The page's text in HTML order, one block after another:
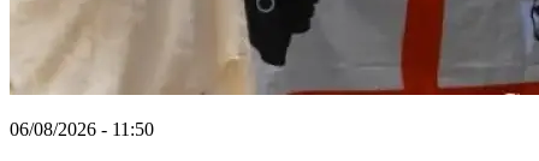
06/08/2026 - 11:50